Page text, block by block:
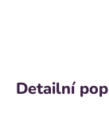
Detailní